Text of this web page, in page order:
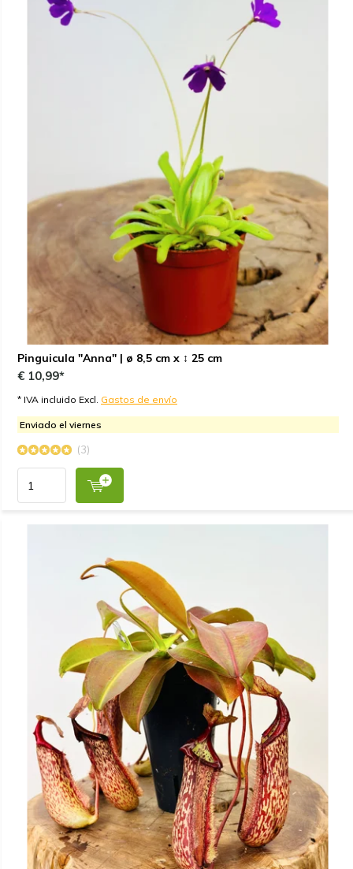
Pinguicula "Anna" | ø 8,5 cm x ↕ 25 cm
€ 10,99*
* IVA incluido Excl. Gastos de envío
Enviado el viernes
(3)